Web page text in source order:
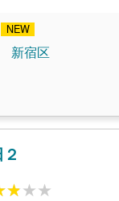
新宿区